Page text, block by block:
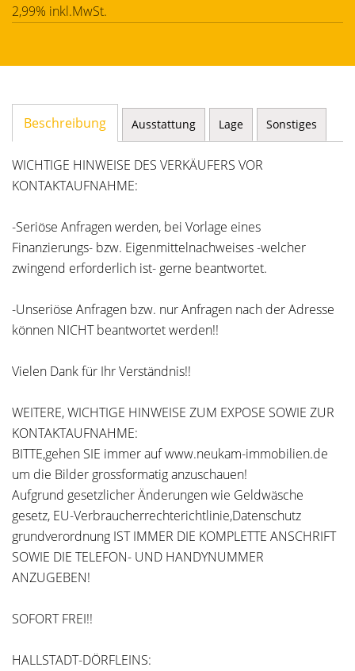
2,99% inkl.MwSt.
Beschreibung Ausstattung Lage Sonstiges
WICHTIGE HINWEISE DES VERKÄUFERS VOR
KONTAKTAUFNAHME:
-Seriöse Anfragen werden, bei Vorlage eines
Finanzierungs- bzw. Eigenmittelnachweises -welcher
zwingend erforderlich ist- gerne beantwortet.
-Unseriöse Anfragen bzw. nur Anfragen nach der Adresse
können NICHT beantwortet werden!!
Vielen Dank für Ihr Verständnis!!
WEITERE, WICHTIGE HINWEISE ZUM EXPOSE SOWIE ZUR
KONTAKTAUFNAHME:
BITTE,gehen SIE immer auf www.neukam-immobilien.de
um die Bilder grossformatig anzuschauen!
Aufgrund gesetzlicher Änderungen wie Geldwäsche
gesetz, EU-Verbraucherrechterichtlinie,Datenschutz
grundverordnung IST IMMER DIE KOMPLETTE ANSCHRIFT
SOWIE DIE TELEFON- UND HANDYNUMMER
ANZUGEBEN!
SOFORT FREI!!
HALLSTADT-DÖRFLEINS: